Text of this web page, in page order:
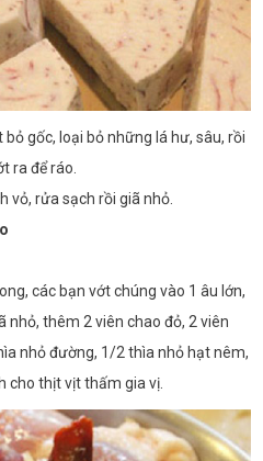
gốc, loại bỏ những lá hư, sâu, rồi
ra để ráo.
vỏ, rửa sạch rồi giã nhỏ.
các bạn vớt chúng vào 1 âu lớn,
nhỏ, thêm 2 viên chao đỏ, 2 viên
nhỏ đường, 1/2 thìa nhỏ hạt nêm,
cho thịt vịt thấm gia vị.